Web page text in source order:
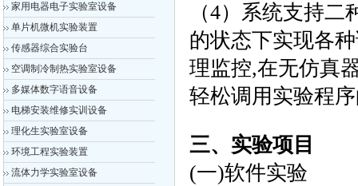
家用电器电子实验室设备
单片机微机实验装置
传感器综合实验台
空调制冷制热实验室设备
多媒体数字语音设备
电梯安装维修实训设备
理化生实验室设备
环境工程实验装置
流体力学实验室设备
（4）系统支持
的状态下实现各
理监控,在无仿真
轻松调用实验程
三、实验项目
(一)软件实验